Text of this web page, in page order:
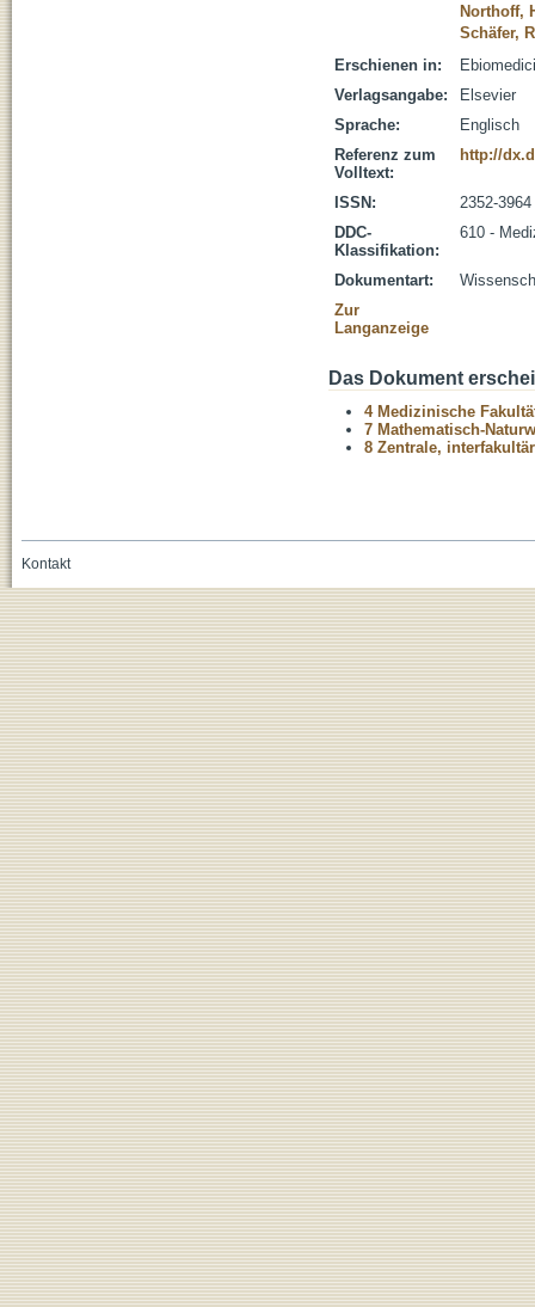
Northoff,
Schäfer,
Erschienen in:
Verlagsangabe:
Elsevier
Sprache:
Englisch
Referenz zum
Volltext:
http://
ISSN:
2352-3964
DDC-
Klassifikation:
610 -
Dokumentart:
Zur
Langanzeige
Das Dokument
4 Medizinische
7 Mathematisch-
8 Zentrale,
Kontakt